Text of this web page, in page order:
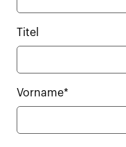
Titel
Vorname*